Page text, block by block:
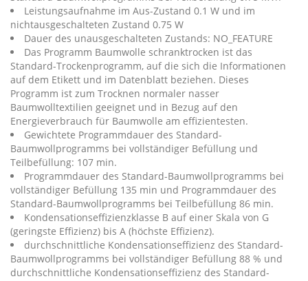
Leistungsaufnahme im Aus-Zustand 0.1 W und im
nichtausgeschalteten Zustand 0.75 W
Dauer des unausgeschalteten Zustands: NO_FEATURE
Das Programm Baumwolle schranktrocken ist das
Standard-Trockenprogramm, auf die sich die Informationen
auf dem Etikett und im Datenblatt beziehen. Dieses
Programm ist zum Trocknen normaler nasser
Baumwolltextilien geeignet und in Bezug auf den
Energieverbrauch für Baumwolle am effizientesten.
Gewichtete Programmdauer des Standard-
Baumwollprogramms bei vollständiger Befüllung und
Teilbefüllung: 107 min.
Programmdauer des Standard-Baumwollprogramms bei
vollständiger Befüllung 135 min und Programmdauer des
Standard-Baumwollprogramms bei Teilbefüllung 86 min.
Kondensationseffizienzklasse B auf einer Skala von G
(geringste Effizienz) bis A (höchste Effizienz).
durchschnittliche Kondensationseffizienz des Standard-
Baumwollprogramms bei vollständiger Befüllung 88 % und
durchschnittliche Kondensationseffizienz des Standard-